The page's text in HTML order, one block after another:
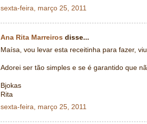
sexta-feira, março 25, 2011
Ana Rita Marreiros disse...
Maísa, vou levar esta receitinha para fazer,
Adorei ser tão simples e se é garantido que
Bjokas
Rita
sexta-feira, março 25, 2011